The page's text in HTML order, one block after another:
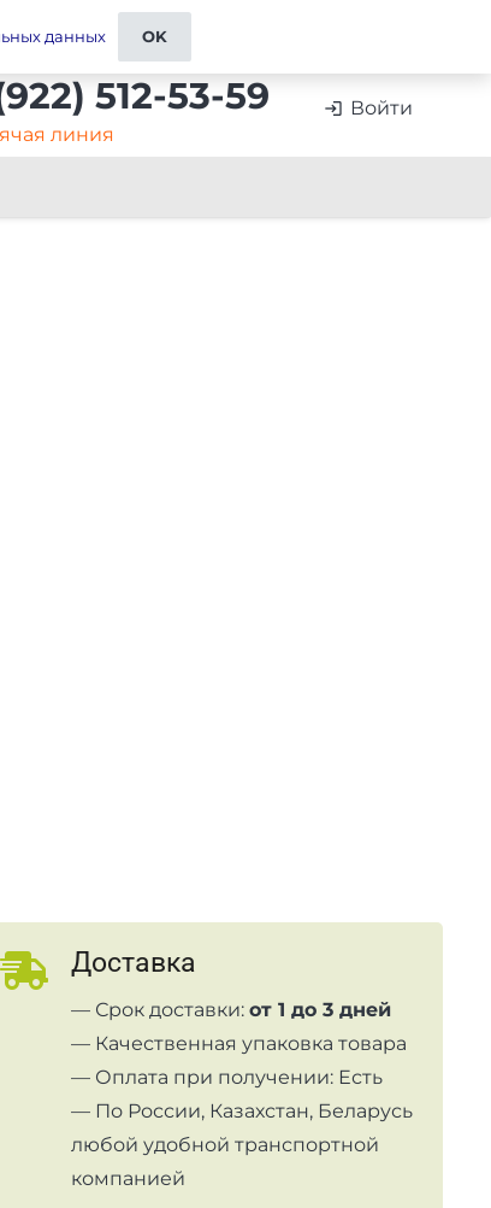
Контакты и реквизиты
512-53-59
линия
login Войти
Доставка
— Срок доставки:от 1 до 3 дней
— Качественная упаковка товара
— Оплата при получении: Есть
— По России, Казахстан, Беларусь
любой удобной транспортной
компанией
данных OK